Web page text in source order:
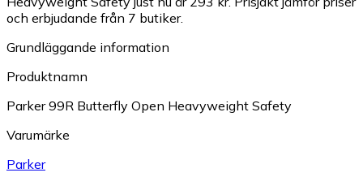
och erbjudande från 7 butiker.
Grundläggande information
Produktnamn
Parker 99R Butterfly Open Heavyweight Safety
Varumärke
Parker